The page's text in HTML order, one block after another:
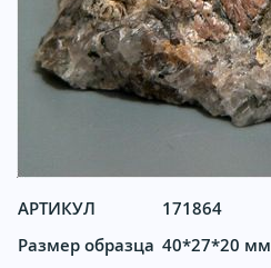
АРТИКУЛ
171864
Размер образца 40*27*20 мм